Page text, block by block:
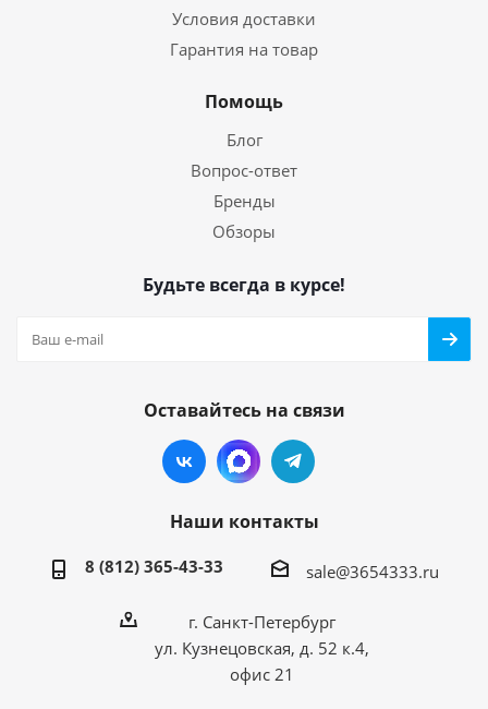
Условия доставки
Гарантия на товар
Помощь
Блог
Вопрос-ответ
Бренды
Обзоры
Будьте всегда в курсе!
Оставайтесь на связи
Наши контакты
8 (812) 365-43-33 sale@3654333.ru
г. Санкт-Петербург
ул. Кузнецовская, д. 52 к.4,
офис 21